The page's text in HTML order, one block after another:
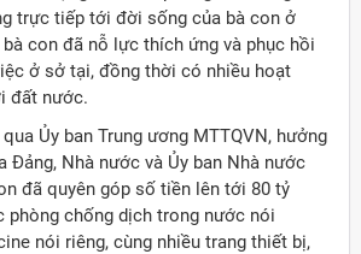
trực tiếp tới đời sống của bà con ở
con đã nỗ lực thích ứng và phục hồi
ở sở tại, đồng thời có nhiều hoạt
đất nước.
Ủy ban Trung ương MTTQVN, hưởng
Đảng, Nhà nước và Ủy ban Nhà nước
đã quyên góp số tiền lên tới 80 tỷ
phòng chống dịch trong nước nói
nói riêng, cùng nhiều trang thiết bị,